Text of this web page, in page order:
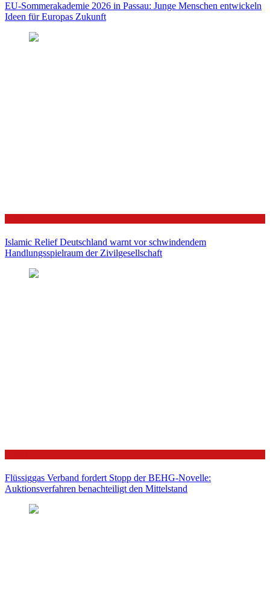
EU-Sommerakademie 2026 in Passau: Junge Menschen entwickeln
Ideen für Europas Zukunft
Islamic Relief Deutschland warnt vor schwindendem
Handlungsspielraum der Zivilgesellschaft
Flüssiggas Verband fordert Stopp der BEHG-Novelle:
Auktionsverfahren benachteiligt den Mittelstand